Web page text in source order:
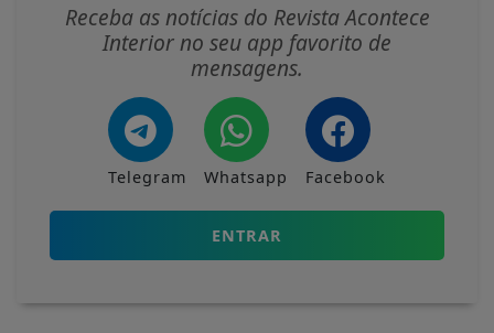
Receba as notícias do Revista Acontece
Interior no seu app favorito de
mensagens.
Telegram Whatsapp Facebook
ENTRAR